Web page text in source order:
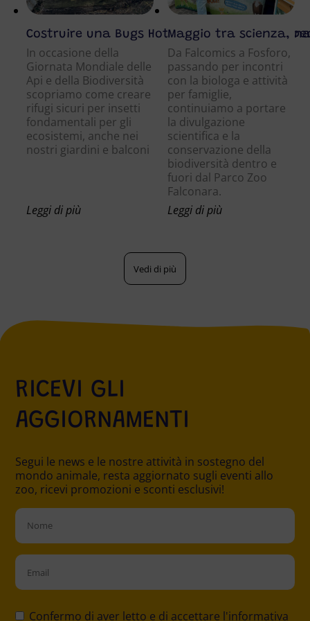
Costruire una Bugs Hotel: un piccolo gesto
In occasione della
Giornata Mondiale delle
Api e della Biodiversità
scopriamo come creare
rifugi sicuri per insetti
fondamentali per gli
ecosistemi, anche nei
nostri giardini e balconi
Leggi di più
Maggio tra scienza,
Da Falcomics a Fosforo,
passando per incontri
con la biologa e attività
per famiglie,
continuiamo a portare
la divulgazione
scientifica e la
conservazione della
biodiversità dentro e
fuori dal Parco Zoo
Falconara.
Leggi di più
Vedi di più
RICEVI GLI
AGGIORNAMENTI
Segui le news e le nostre attività in sostegno del
mondo animale, resta aggiornato sugli eventi allo
zoo, ricevi promozioni e sconti esclusivi!
leaveConfermo di aver letto e di accettare l'informativa